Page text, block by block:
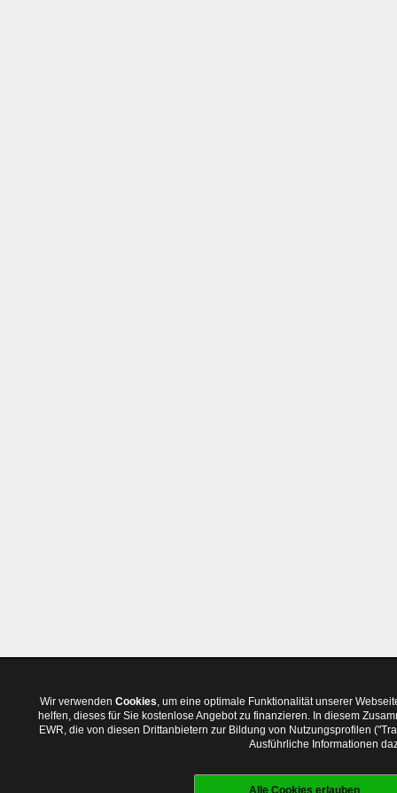
Wir verwenden Cookies, um eine optimale Funktionalität unserer
helfen, dieses für Sie kostenlose Angebot zu finanzieren. In diesem
EWR, die von diesen Drittanbietern zur Bildung von Nutzungsprofilen
Ausführliche Informationen
Alle Cookies erlauben